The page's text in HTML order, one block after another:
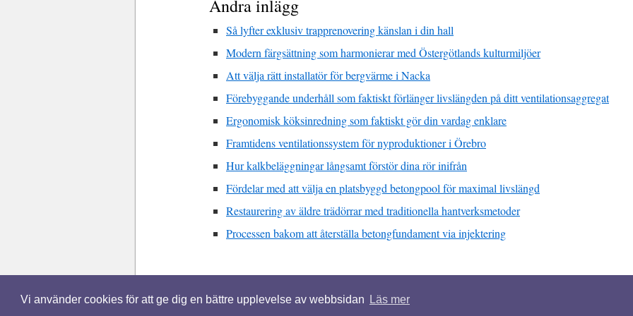
Vi använder cookies för att ge dig en bättre upplevelse av webbsidan Läs mer
Andra inlägg
Så lyfter exklusiv trapprenovering känslan i din hall
Modern färgsättning som harmonierar med Östergötlands kulturmiljöer
Att välja rätt installatör för bergvärme i Nacka
Förebyggande underhåll som faktiskt förlänger livslängden på ditt ventilationsaggregat
Ergonomisk köksinredning som faktiskt gör din vardag enklare
Framtidens ventilationssystem för nyproduktioner i Örebro
Hur kalkbeläggningar långsamt förstör dina rör inifrån
Fördelar med att välja en platsbyggd betongpool för maximal livslängd
Restaurering av äldre trädörrar med traditionella hantverksmetoder
Processen bakom att återställa betongfundament via injektering
© 2026 Renoverabilligt.nu. Alla rättigheter förbehållna.